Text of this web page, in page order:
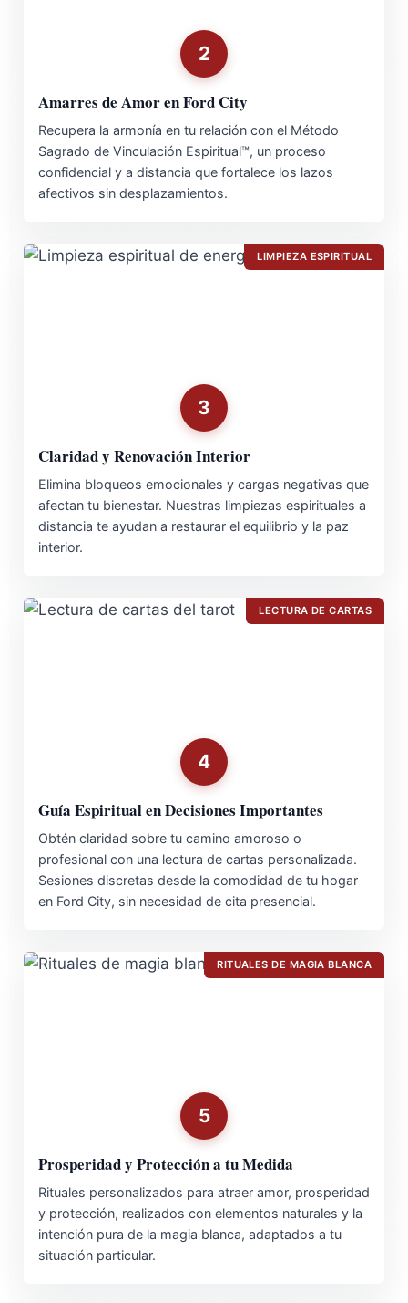
2
Amarres de Amor en Ford City
Recupera la armonía en tu relación con el Método
Sagrado de Vinculación Espiritual™, un proceso
confidencial y a distancia que fortalece los lazos
afectivos sin desplazamientos.
LIMPIEZA ESPIRITUAL
3
Claridad y Renovación Interior
Elimina bloqueos emocionales y cargas negativas que
afectan tu bienestar. Nuestras limpiezas espirituales a
distancia te ayudan a restaurar el equilibrio y la paz
interior.
LECTURA DE CARTAS
4
Guía Espiritual en Decisiones Importantes
Obtén claridad sobre tu camino amoroso o
profesional con una lectura de cartas personalizada.
Sesiones discretas desde la comodidad de tu hogar
en Ford City, sin necesidad de cita presencial.
RITUALES DE MAGIA BLANCA
5
Prosperidad y Protección a tu Medida
Rituales personalizados para atraer amor, prosperidad
y protección, realizados con elementos naturales y la
intención pura de la magia blanca, adaptados a tu
situación particular.